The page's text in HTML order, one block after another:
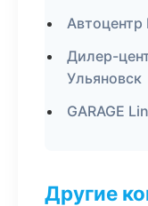
Дилер-
Ульяновск
GARAGE
Другие